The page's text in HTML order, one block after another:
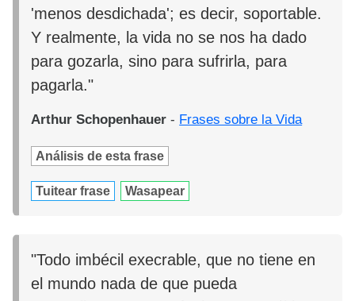
'menos desdichada'; es decir, soportable.
Y realmente, la vida no se nos ha dado
para gozarla, sino para sufrirla, para
pagarla."
Arthur Schopenhauer - Frases sobre la Vida
Análisis de esta frase
Tuitear frase Wasapear
"Todo imbécil execrable, que no tiene en
el mundo nada de que pueda